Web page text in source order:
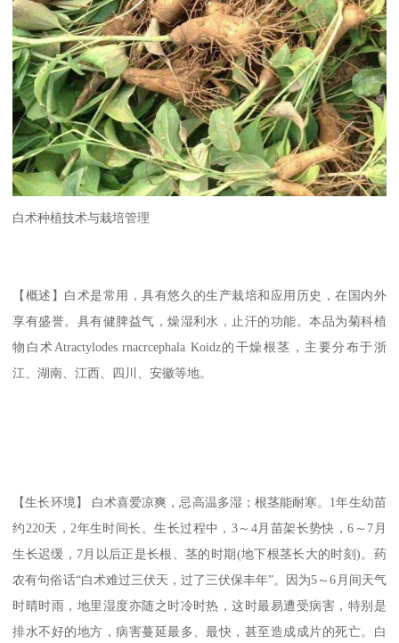
白术种植技术与栽培管理
【概述】白术是常用，具有悠久的生产栽培和应用历史，在国内外
享有盛誉。具有健脾益气，燥湿利水，止汗的功能。本品为菊科植
物白术Atractylodes rnacrcephala Koidz的干燥根茎，主要分布于浙
江、湖南、江西、四川、安徽等地。
【生长环境】 白术喜爱凉爽，忌高温多湿；根茎能耐寒。1年生幼苗
约220天，2年生时间长。生长过程中，3～4月苗架长势快，6～7月
生长迟缓，7月以后正是长根、茎的时期(地下根茎长大的时刻)。药
农有句俗话“白术难过三伏天，过了三伏保丰年”。因为5～6月间天气
时晴时雨，地里湿度亦随之时冷时热，这时最易遭受病害，特别是
排水不好的地方，病害蔓延最多、最快，甚至造成成片的死亡。白